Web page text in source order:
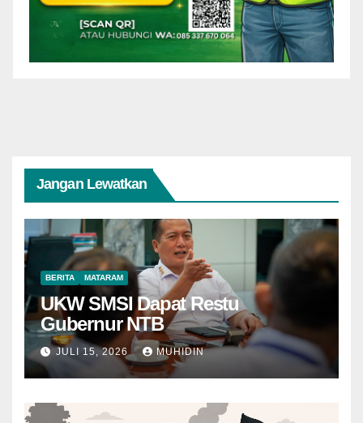
Jangan Lewatkan
BERITA MATARAM
UKW SMSI Dapat Restu
Gubernur NTB
JULI 15, 2026 MUHIDIN